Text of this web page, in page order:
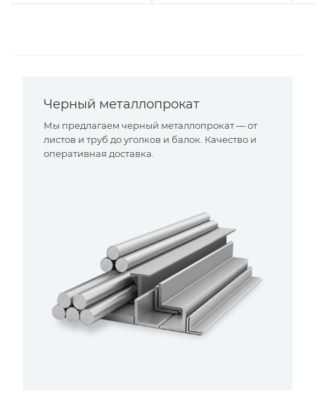
Черный металлопрокат
Мы предлагаем черный металлопрокат — от
листов и труб до уголков и балок. Качество и
оперативная доставка.